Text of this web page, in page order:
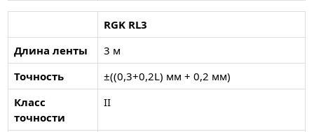
RGK RL3
Длина ленты
3 м
Точность
±((0,3+0,2L) мм + 0,2 мм)
Класс
точности
II